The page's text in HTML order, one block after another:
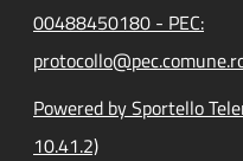
00488450180 - PEC:
Powered by Sportello
10.41.2)